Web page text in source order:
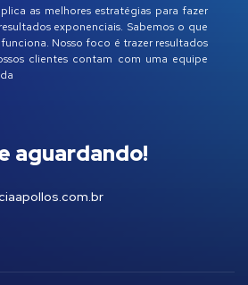
as melhores estratégias para fazer
exponenciais. Sabemos o que
Nosso foco é trazer resultados
clientes contam com uma equipe
aguardando!